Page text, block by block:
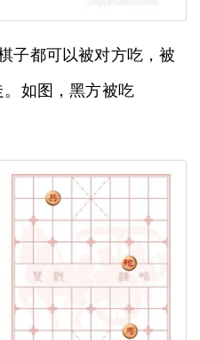
子都可以被对方吃，被
如图，黑方被吃